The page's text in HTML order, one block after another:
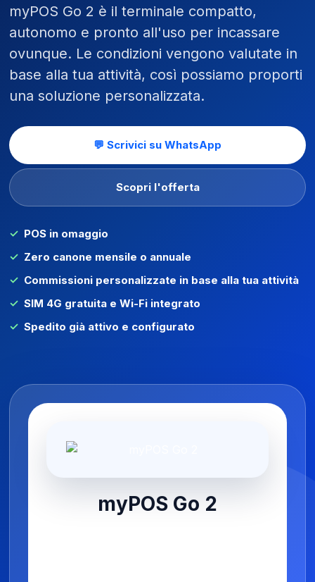
myPOS Go 2 è il terminale compatto,
autonomo e pronto all'uso per incassare
ovunque. Le condizioni vengono valutate in
base alla tua attività, così possiamo proporti
una soluzione personalizzata.
💬 Scrivici su WhatsApp
Scopri l'offerta
POS in omaggio
Zero canone mensile o annuale
Commissioni personalizzate in base alla tua attività
SIM 4G gratuita e Wi-Fi integrato
Spedito già attivo e configurato
myPOS Go 2